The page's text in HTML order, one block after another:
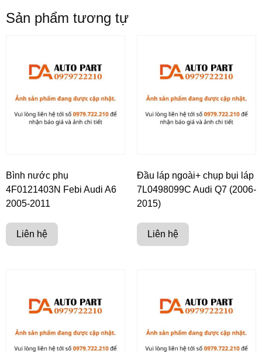
Sản phẩm tương tự
Bình nước phụ
4F0121403N Febi Audi A6
2005-2011
Liên hệ
Đầu láp ngoài+ chụp bụi láp
7L0498099C Audi Q7 (2006-
2015)
Liên hệ